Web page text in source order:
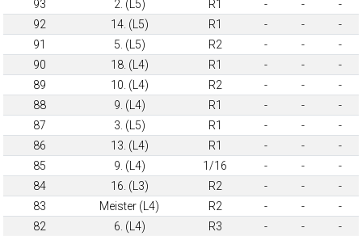
93 2. (L5) R1 - -
-
92
14. (L5) R1 - -
-
91
5. (L5) R2 - -
-
90
18. (L4) R1 - -
-
89
10. (L4) R2 - -
-
88
9. (L4) R1 - -
-
87
3. (L5) R1 - -
-
86
13. (L4) R1 - -
-
85
9. (L4) 1/16 - -
-
84
16. (L3) R2 - -
-
83
Meister (L4) R2 - -
-
82
6. (L4) R3 - -
-